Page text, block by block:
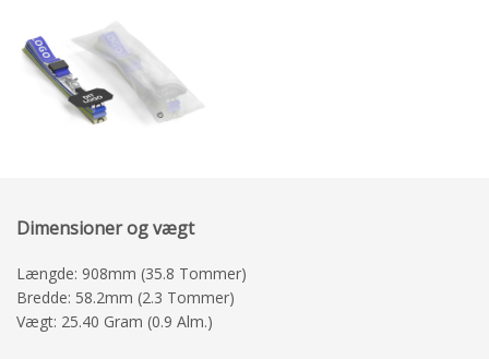
Dimensioner og vægt
Længde: 908mm (35.8 Tommer)
Bredde: 58.2mm (2.3 Tommer)
Vægt: 25.40 Gram (0.9 Alm.)